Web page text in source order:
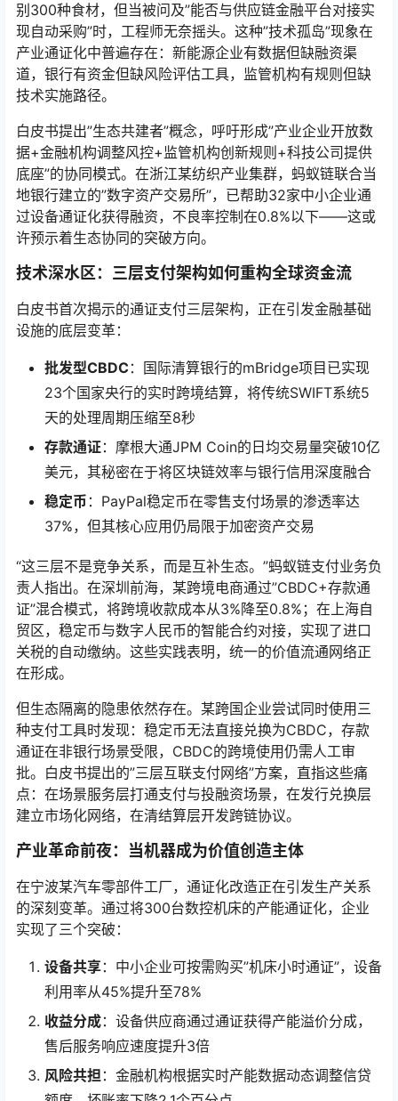
别300种食材，但当被问及”能否与供应链金融平台对接实
现自动采购”时，工程师无奈摇头。这种”技术孤岛”现象在
产业通证化中普遍存在：新能源企业有数据但缺融资渠
道，银行有资金但缺风险评估工具，监管机构有规则但缺
技术实施路径。
白皮书提出”生态共建者”概念，呼吁形成”产业企业开放数
据+金融机构调整风控+监管机构创新规则+科技公司提供
底座”的协同模式。在浙江某纺织产业集群，蚂蚁链联合当
地银行建立的”数字资产交易所”，已帮助32家中小企业通
过设备通证化获得融资，不良率控制在0.8%以下——这或
许预示着生态协同的突破方向。
技术深水区：三层支付架构如何重构全球资金流
白皮书首次揭示的通证支付三层架构，正在引发金融基础
设施的底层变革：
批发型CBDC：国际清算银行的mBridge项目已实现
23个国家央行的实时跨境结算，将传统SWIFT系统5
天的处理周期压缩至8秒
存款通证：摩根大通JPM Coin的日均交易量突破10亿
美元，其秘密在于将区块链效率与银行信用深度融合
稳定币 ：PayPal稳定币在零售支付场景的渗透率达
37%，但其核心应用仍局限于加密资产交易
“这三层不是竞争关系，而是互补生态。”蚂蚁链支付业务负
责人指出。在深圳前海，某跨境电商通过”CBDC+存款通
证”混合模式，将跨境收款成本从3%降至0.8%；在上海自
贸区，稳定币与数字人民币的智能合约对接，实现了进口
关税的自动缴纳。这些实践表明，统一的价值流通网络正
在形成。
但生态隔离的隐患依然存在。某跨国企业尝试同时使用三
种支付工具时发现：稳定币无法直接兑换为CBDC，存款
通证在非银行场景受限，CBDC的跨境使用仍需人工审
批。白皮书提出的”三层互联支付网络”方案，直指这些痛
点：在场景服务层打通支付与投融资场景，在发行兑换层
建立市场化网络，在清结算层开发跨链协议。
产业革命前夜：当机器成为价值创造主体
在宁波某汽车零部件工厂，通证化改造正在引发生产关系
的深刻变革。通过将300台数控机床的产能通证化，企业
实现了三个突破：
设备共享：中小企业可按需购买”机床小时通证”，设备
利用率从45%提升至78%
收益分成：设备供应商通过通证获得产能溢价分成，
售后服务响应速度提升3倍
风险共担：金融机构根据实时产能数据动态调整信贷